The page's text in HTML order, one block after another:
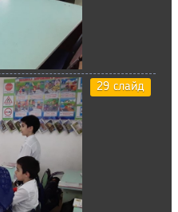
29 слайд